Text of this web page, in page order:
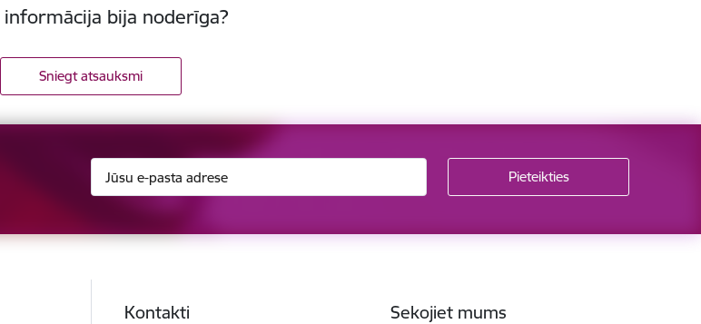
informācija bija noderīga?
Sniegt atsauksmi
Kontakti Sekojiet mums